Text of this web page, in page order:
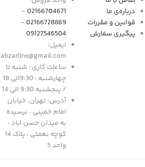
درباره‌ی ما
قوانین و مقررات
پیگیری سفارش
02166704671
-
02166728869
-
09127546504
ایمیل:
abzarline@gmail.com
ساعات کاری : شنبه تا
چهارشنبه : 9:30الی 18
/ پنجشنبه 9:30 الی 14
آدرس: تهران، خیابان
امام خمینی ، نرسیده
به میدان حسن اباد ،
کوچه نعمتی ، پلاک 14
واحد 5